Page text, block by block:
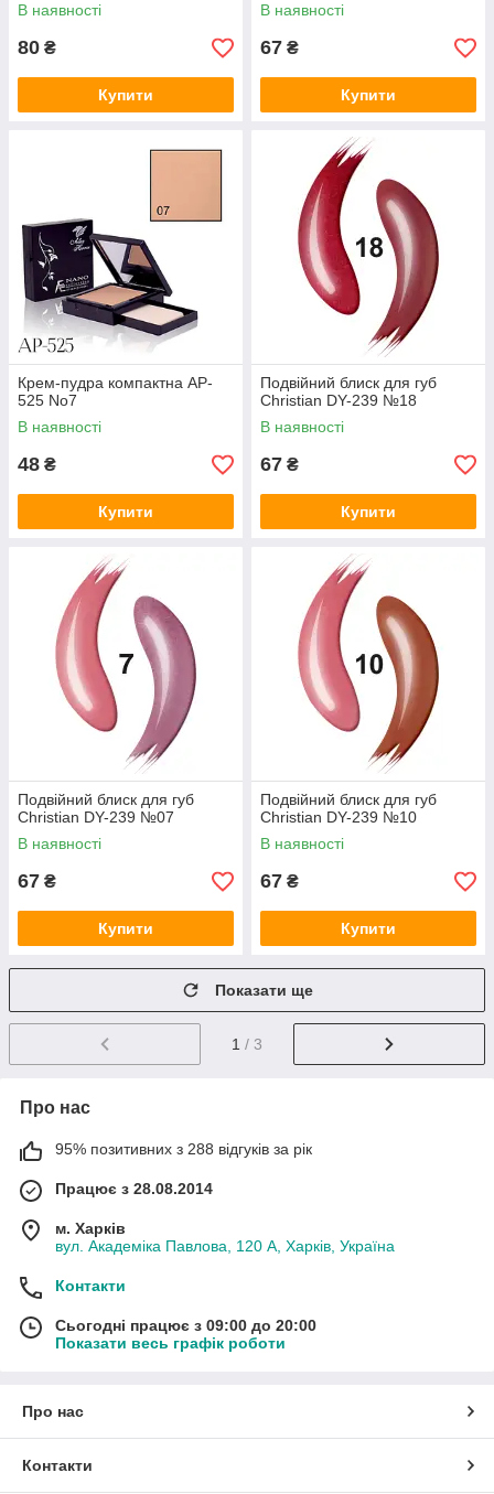
В наявності
80 ₴
Купити
В наявності
67 ₴
Купити
Крем-пудра компактна AP-
525 No7
В наявності
48 ₴
Купити
Подвійний блиск для губ
Christian DY-239 №18
В наявності
67 ₴
Купити
Подвійний блиск для губ
Christian DY-239 №07
В наявності
67 ₴
Купити
Подвійний блиск для губ
Christian DY-239 №10
В наявності
67 ₴
Купити
Показати ще
1 / 3
Про нас
95% позитивних з 288 відгуків за рік
Працює з 28.08.2014
м. Харків
вул. Академіка Павлова, 120 А, Харків, Україна
Контакти
Сьогодні працює з 09:00 до 20:00
Показати весь графік роботи
Про нас
Контакти